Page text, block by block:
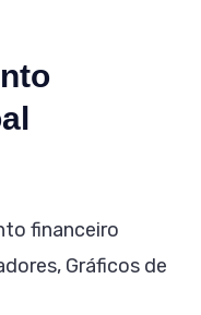
financeiro
Gráficos de